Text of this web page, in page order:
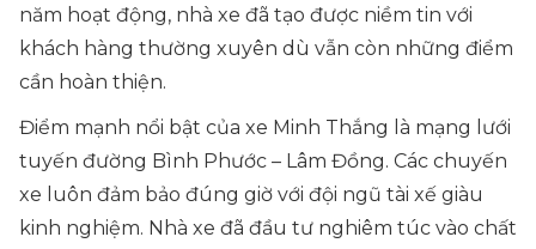
năm hoạt động, nhà xe đã tạo được niềm tin với
khách hàng thường xuyên dù vẫn còn những điểm
cần hoàn thiện.
Điểm mạnh nổi bật của xe Minh Thắng là mạng lưới
tuyến đường Bình Phước – Lâm Đồng. Các chuyến
xe luôn đảm bảo đúng giờ với đội ngũ tài xế giàu
kinh nghiệm. Nhà xe đã đầu tư nghiêm túc vào chất